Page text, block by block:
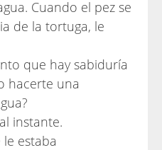
Cuando el pez se
de la tortuga, le
que hay sabiduría
hacerte una
instante.
estaba